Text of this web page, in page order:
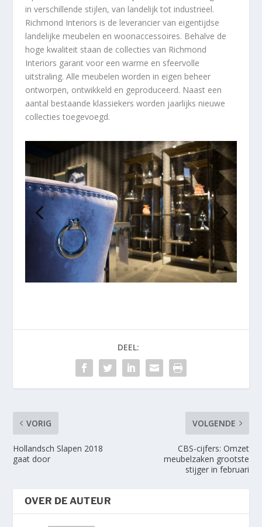
in verschillende stijlen, van landelijk tot industrieel.
Richmond Interiors is de leverancier van eigentijdse
landelijke meubelen en woonaccessoires. Behalve de
hoge kwaliteit staan de collecties van Richmond
Interiors garant voor een warme en sfeervolle
uitstraling. Alle meubelen worden in eigen beheer
ontworpen, ontwikkeld en geproduceerd. Naast een
aantal bestaande klassiekers worden jaarlijks nieuwe
collecties toegevoegd.
DEEL:
VORIG
Hollandsch Slapen 2018
gaat door
VOLGENDE
CBS-cijfers: Omzet
meubelzaken grootste
stijger in februari
OVER DE AUTEUR